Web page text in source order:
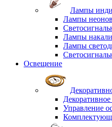
Лампы
Лампы
Лампы
Лампы
Освещение
Управление